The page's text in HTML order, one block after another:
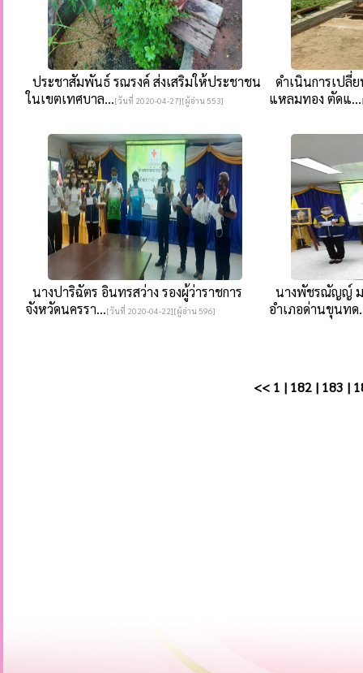
ประชาสัมพันธ์ รณรงค์ ส่งเสริมให้ประชาชน
ในเขตเทศบาล...[วันที่ 2020-04-27][ผู้อ่าน 553]
ดำเนินการเปลี่
แหลมทอง ตัดแ...
นางปาริฉัตร อินทรสว่าง รองผู้ว่าราชการ
จังหวัดนครรา...[วันที่ 2020-04-22][ผู้อ่าน 596]
นางพัชรณัญญ์ ม
อำเภอด่านขุนทด
<< 1 | 182 | 183 |